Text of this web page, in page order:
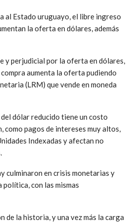
al Estado uruguayo, el libre ingreso
la oferta en dólares, además
y perjudicial por la oferta en dólares,
aumenta la oferta pudiendo
(LRM) que vende en moneda
dólar reducido tiene un costo
como pagos de intereses muy altos,
Indexadas y afectan no
culminaron en crisis monetarias y
política, con las mismas
la historia, y una vez más la carga